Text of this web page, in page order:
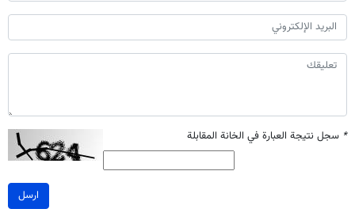
* سجل نتيجة العبارة في الخانة المقابلة
ارسل